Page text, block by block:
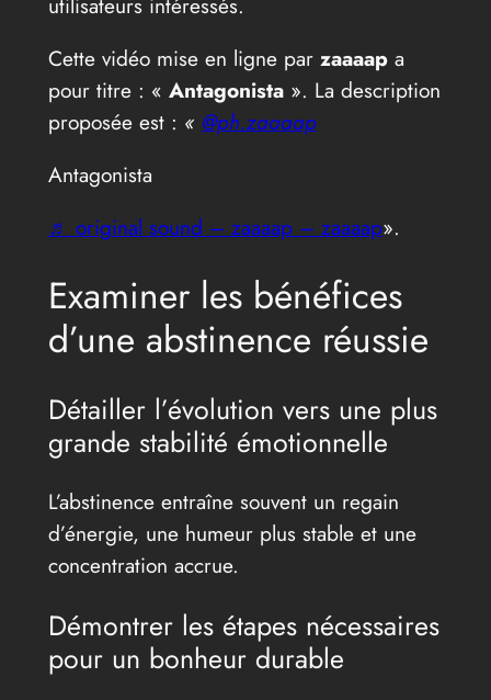
Cette vidéo mise en ligne par zaaaapa
pour titre : « Antagonista ». La description
proposée est : « @ph.zaaaap
Antagonista
♬ original sound – zaaaap – zaaaap».
Examiner les bénéfices
d’une abstinence réussie
Détailler l’évolution vers une plus
grande stabilité émotionnelle
L’abstinence entraîne souvent un regain
d’énergie, une humeur plus stable et une
concentration accrue.
Démontrer les étapes nécessaires
pour un bonheur durable